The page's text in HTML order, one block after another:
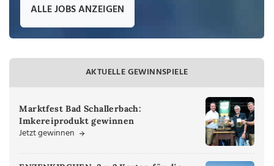
ALLE JOBS ANZEIGEN
AKTUELLE GEWINNSPIELE
Marktfest Bad Schallerbach:
Imkereiprodukt gewinnen
Jetzt gewinnen